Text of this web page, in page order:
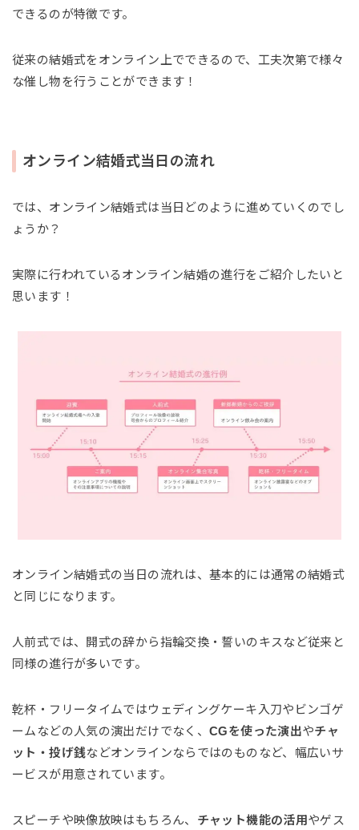
できるのが特徴です。
従来の結婚式をオンライン上でできるので、工夫次第で様々
な催し物を行うことができます！
オンライン結婚式当日の流れ
では、オンライン結婚式は当日どのように進めていくのでし
ょうか？
実際に行われているオンライン結婚の進行をご紹介したいと
思います！
オンライン結婚式の当日の流れは、基本的には通常の結婚式
と同じになります。
人前式では、開式の辞から指輪交換・誓いのキスなど従来と
同様の進行が多いです。
乾杯・フリータイムではウェディングケーキ入刀やビンゴゲ
ームなどの人気の演出だけでなく、 CGを使った演出やチャ
ット・投げ銭などオンラインならではのものなど、幅広いサ
ービスが用意されています。
スピーチや映像放映はもちろん、 チャット機能の活用やゲス